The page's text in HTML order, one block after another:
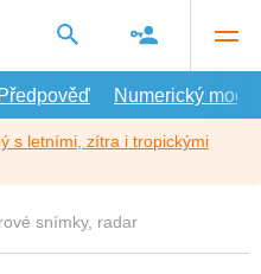
Předpověď Numerický model
s letními, zítra i tropickými
snímky, radar